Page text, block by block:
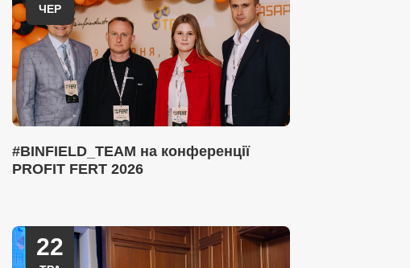
ЧЕР
#BINFIELD_TEAM на конференції
PROFIT FERT 2026
22